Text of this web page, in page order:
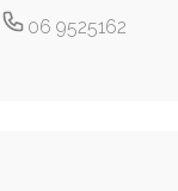
06 9525162